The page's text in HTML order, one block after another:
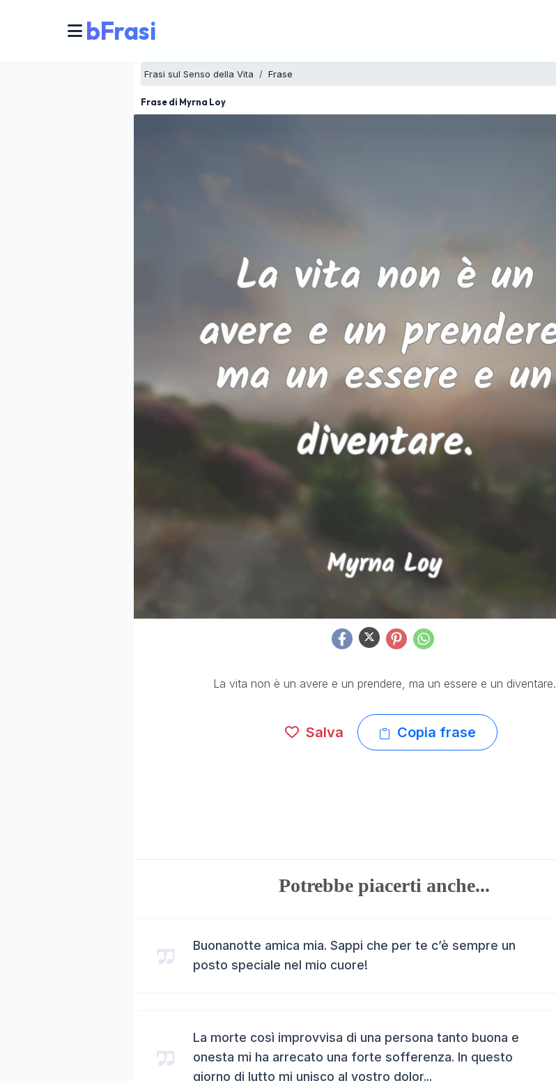
bFrasi
Frasi sul Senso della Vita Frase
Frase di Myrna Loy
La vita non è un avere e un prendere, ma un essere e un diventare.
Salva Copia frase
Potrebbe piacerti anche...
Buonanotte amica mia. Sappi che per te c’è sempre un
posto speciale nel mio cuore!
La morte così improvvisa di una persona tanto buona e
onesta mi ha arrecato una forte sofferenza. In questo
giorno di lutto mi unisco al vostro dolor...